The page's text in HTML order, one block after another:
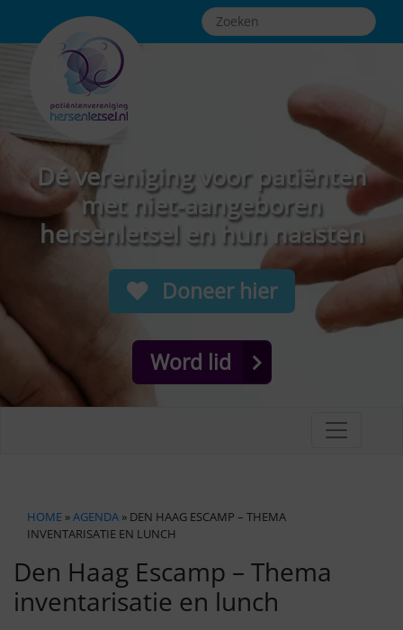
Dé vereniging voor patiënten
met niet-aangeboren
hersenletsel en hun naasten
Doneer hier
Word lid
HOME »AGENDA » DEN HAAG ESCAMP – THEMA
INVENTARISATIE EN LUNCH
Den Haag Escamp – Thema
inventarisatie en lunch